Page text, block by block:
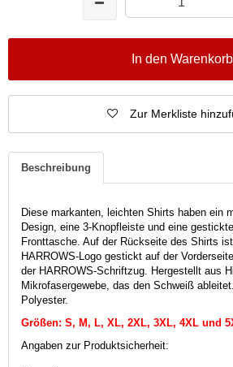
In den Warenkorb
Zur Merkliste
Beschreibung
Diese markanten, leichten Shirts haben ein
Design, eine 3-Knopfleiste und eine
Fronttasche. Auf der Rückseite des Shirts
HARROWS-Logo gestickt auf der
der HARROWS-Schriftzug. Hergestellt aus
Mikrofasergewebe, das den Schweiß
Polyester.
Größen: S, M, L, XL, 2XL, 3XL, 4XL und
Angaben zur Produktsicherheit: